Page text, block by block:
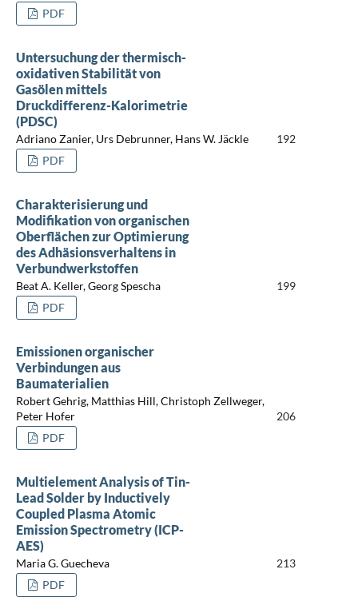
PDF
Untersuchung der thermisch-
oxidativen Stabilität von
Gasölen mittels
Druckdifferenz-Kalorimetrie
(PDSC)
Adriano Zanier, Urs Debrunner, Hans W. Jäckle
192
PDF
Charakterisierung und
Modifikation von organischen
Oberflächen zur Optimierung
des Adhäsionsverhaltens in
Verbundwerkstoffen
Beat A. Keller, Georg Spescha
199
PDF
Emissionen organischer
Verbindungen aus
Baumaterialien
Robert Gehrig, Matthias Hill, Christoph Zellweger,
Peter Hofer
206
PDF
Multielement Analysis of Tin-
Lead Solder by Inductively
Coupled Plasma Atomic
Emission Spectrometry (ICP-
AES)
Maria G. Guecheva
213
PDF